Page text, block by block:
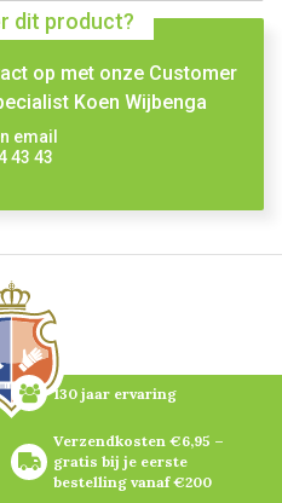
dit product?
op met onze Customer
Koen Wijbenga
email
43 43
130 jaar ervaring
Verzendkosten €6,95 –
gratis bij je eerste
bestelling vanaf €200